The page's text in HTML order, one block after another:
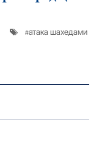
атака шахедами